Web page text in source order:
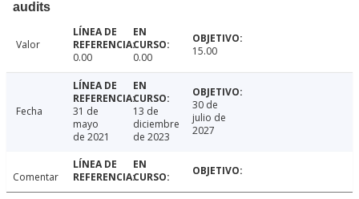
audits
Valor
0.00
0.00 15.00
Fecha
31 de
mayo
de 2021
13 de
diciembre
de 2023
30 de
julio de
2027
Comentar